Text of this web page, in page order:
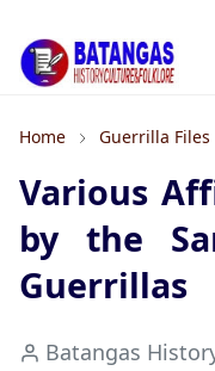
Home Guerrilla Files
Various
by the
Guerrillas
Batangas